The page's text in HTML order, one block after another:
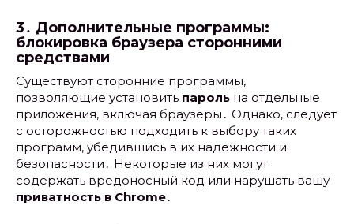
3․ Дополнительные программы:
блокировка браузера сторонними
средствами
Существуют сторонние программы,
позволяющие установить пароль на отдельные
приложения, включая браузеры․ Однако, следует
с осторожностью подходить к выбору таких
программ, убедившись в их надежности и
безопасности․ Некоторые из них могут
содержать вредоносный код или нарушать вашу
приватность в Chrome․